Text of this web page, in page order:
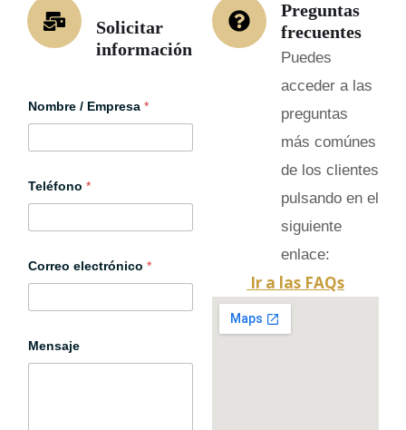
Solicitar
información
Nombre / Empresa *
Teléfono *
Correo electrónico *
e
l
Mensaje
Preguntas
frecuentes
Puedes
acceder a las
preguntas
más comúnes
de los clientes
pulsando en el
siguiente
enlace:
Ir a las FAQs